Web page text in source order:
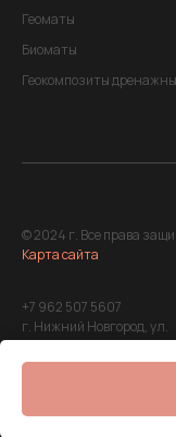
Геоматы
Биоматы
Геокомпозиты
© 2024 г. Все права
Карта сайта
+7 962 507 5607
г. Нижний Новгород, ул.
Максима Горького, д. 220